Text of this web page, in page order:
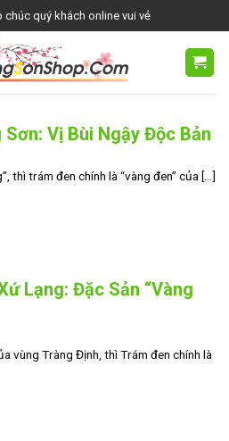
quý khách online vui vẻ
Vị Bùi Ngậy Độc Bản
thì trám đen chính là “vàng đen” của [...]
Lạng: Đặc Sản “Vàng
vùng Tràng Định, thì Trám đen chính là